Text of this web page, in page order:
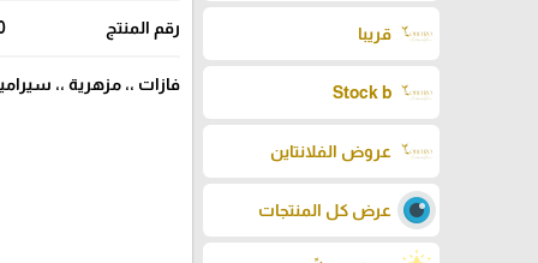
قريبا
Stock b
عروض الفلانتاين
عرض كل المنتجات
رقم المنتج
فازات ،، مزهرية ،،